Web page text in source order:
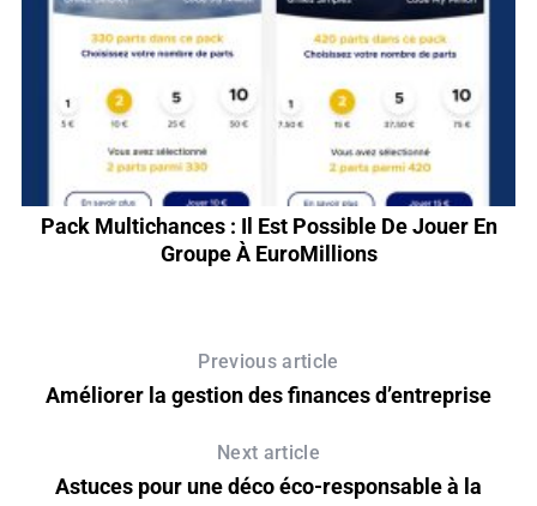
Pack Multichances : Il Est Possible De Jouer En
Groupe À EuroMillions
Previous article
Améliorer la gestion des finances d’entreprise
Next article
Astuces pour une déco éco-responsable à la